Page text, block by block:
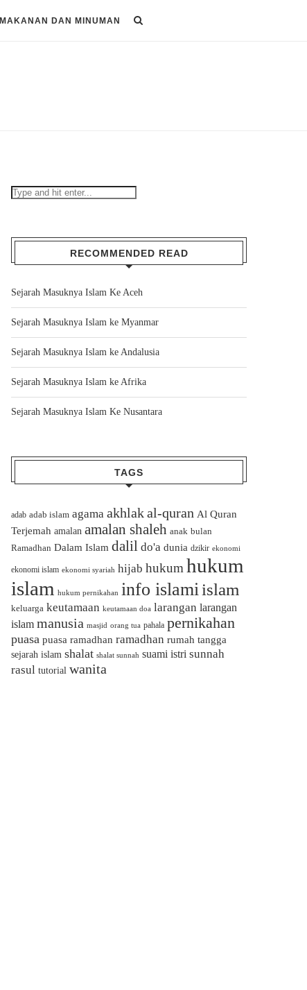
MAKANAN DAN MINUMAN
RECOMMENDED READ
Sejarah Masuknya Islam Ke Aceh
Sejarah Masuknya Islam ke Myanmar
Sejarah Masuknya Islam ke Andalusia
Sejarah Masuknya Islam ke Afrika
Sejarah Masuknya Islam Ke Nusantara
TAGS
adab adab islam agama akhlakal-quran Al Quran
Terjemah amalan amalan shaleh anak bulan
Ramadhan Dalam Islam dalil do'a dunia dzikir ekonomi
ekonomi islam ekonomi syariah hijab hukum hukum
islam hukum pernikahan info islamiislam
keluarga keutamaan keutamaan doa larangan larangan
islam manusia masjid orang tua pahala pernikahan
puasa puasa ramadhan ramadhan rumah tangga
sejarah islam shalat shalat sunnah suami istri sunnah
rasul tutorial wanita